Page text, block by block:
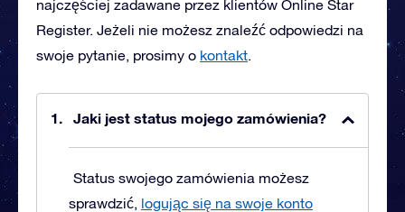
najczęściej zadawane przez klientów Online Star
Register. Jeżeli nie możesz znaleźć odpowiedzi na
swoje pytanie, prosimy o kontakt.
Jaki jest status mojego zamówienia?
Status swojego zamówienia możesz
sprawdzić, logując się na swoje konto